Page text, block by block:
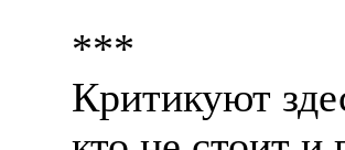
***
Критикуют